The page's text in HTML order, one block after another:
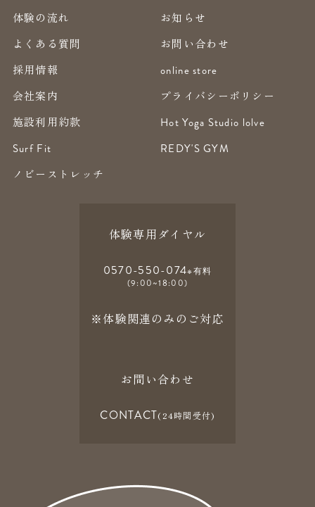
体験の流れ
お知らせ
よくある質問
お問い合わせ
採用情報
online store
会社案内
プライバシーポリシー
施設利用約款
Hot Yoga Studio lolve
Surf Fit
REDY'S GYM
ノビーストレッチ
体験専用ダイヤル
0570-550-074※有料
(9:00~18:00)
※体験関連のみのご対応
お問い合わせ
CONTACT(24時間受付)